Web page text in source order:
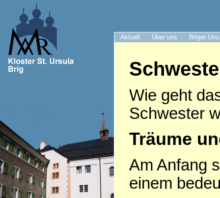
Aktuell Über uns Briger
Wie geht
Schwester
Träume
Am Anfang
einem